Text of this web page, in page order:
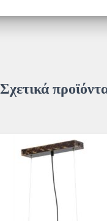
Σχετικά